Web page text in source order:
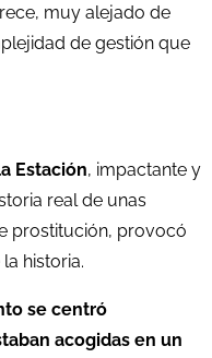
muy alejado de
de gestión que
Estación, impactante y
real de unas
prostitución, provocó
historia.
se centró
acogidas en un